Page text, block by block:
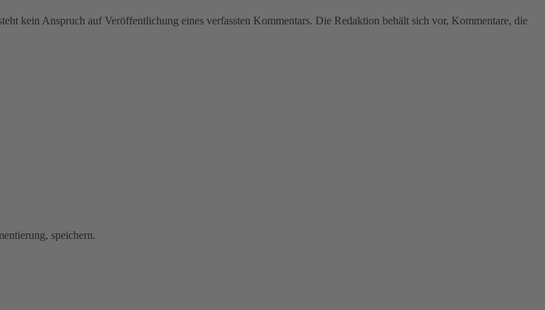
kein Anspruch auf Veröffentlichung eines verfassten Kommentars. Die Redaktion behält sich vor, Kommentare, die
speichern.